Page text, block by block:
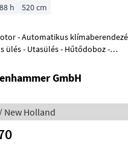
h 520 cm
ülés - Utasülés - Hűtődoboz -
GmbH
Holland